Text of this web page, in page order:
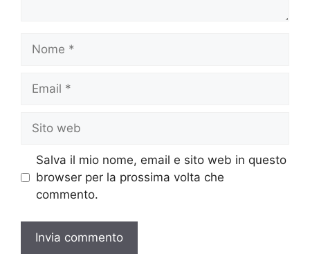
Nome
Email
Sito
web
Salva il mio nome, email e sito web in questo
browser per la prossima volta che
commento.